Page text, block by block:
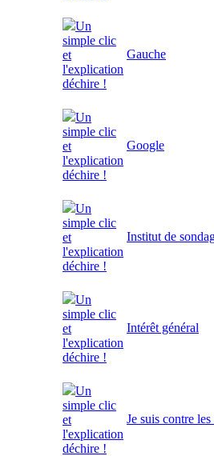
Un
simple clic
et
l'explication
déchire !
Gauche
Un
simple clic
et
l'explication
déchire !
Google
Un
simple clic
et
l'explication
déchire !
Institut de
Un
simple clic
et
l'explication
déchire !
Intérêt général
Un
simple clic
et
l'explication
déchire !
Je suis contre